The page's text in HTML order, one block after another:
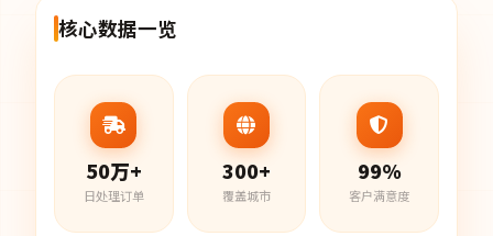
核心数据一览
50万+
日处理订单
300+
覆盖城市
99%
客户满意度